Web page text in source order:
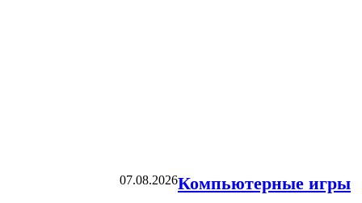
07.08.2026Компьютерные игры